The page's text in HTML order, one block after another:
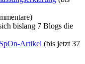
bislang 7 Blogs die
Artikel (bis jetzt 37